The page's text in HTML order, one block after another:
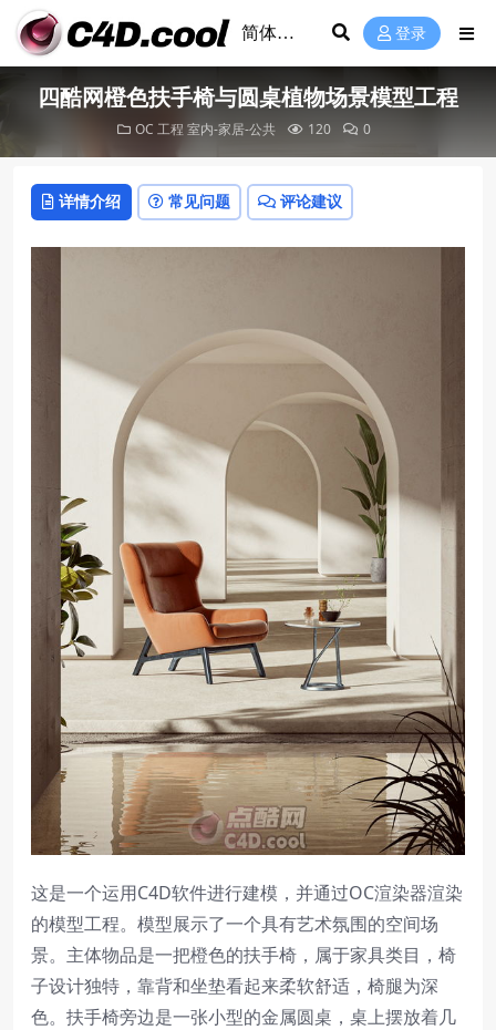
登录
四酷网橙色扶手椅与圆桌植物场景模型工程
OC 工程 室内-家居-公共 120 0
详情介绍 常见问题 评论建议
这是一个运用C4D软件进行建模，并通过OC渲染器渲染
的模型工程。模型展示了一个具有艺术氛围的空间场
景。主体物品是一把橙色的扶手椅，属于家具类目，椅
子设计独特，靠背和坐垫看起来柔软舒适，椅腿为深
色。扶手椅旁边是一张小型的金属圆桌，桌上摆放着几